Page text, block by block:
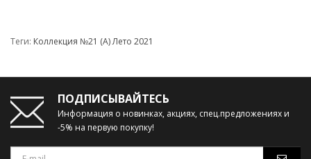
Теги: Коллекция №21 (А) Лето 2021
ПОДПИСЫВАЙТЕСЬ
Информация о новинках, акциях, спец.предложениях и
-5% на первую покупку!